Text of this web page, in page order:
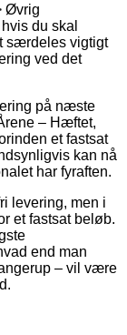
Øvrig
du skal
særdeles vigtigt
ved det
på næste
– Hæftet,
et fastsat
kan nå
har fyraften.
levering, men i
et fastsat beløb.
end man
– vil være